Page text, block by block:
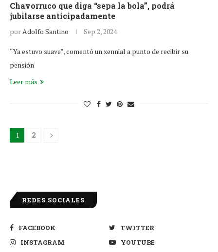
Chavorruco que diga “sepa la bola”, podrá
jubilarse anticipadamente
porAdolfo Santino Sep 2, 2024
“Ya estuvo suave”, comentó un xennial a punto de recibir su
pensión
Leer más
1 2
REDES SOCIALES
FACEBOOK
TWITTER
INSTAGRAM
YOUTUBE